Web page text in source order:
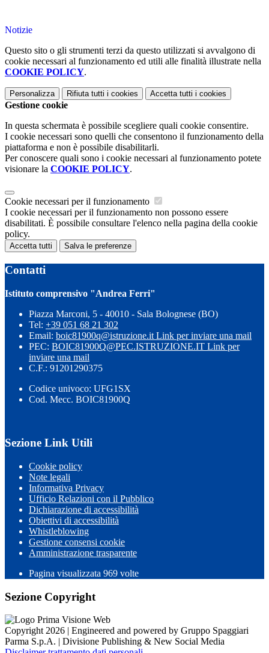
Notizie
Questo sito o gli strumenti terzi da questo utilizzati si avvalgono di
cookie necessari al funzionamento ed utili alle finalità illustrate nella
COOKIE POLICY.
Personalizza Rifiuta tutti i cookies Accetta tutti i cookies
Gestione cookie
In questa schermata è possibile scegliere quali cookie consentire.
I cookie necessari sono quelli che consentono il funzionamento della
piattaforma e non è possibile disabilitarli.
Per conoscere quali sono i cookie necessari al funzionamento potete
visionare la COOKIE POLICY.
Cookie necessari per il funzionamento
I cookie necessari per il funzionamento non possono essere
disabilitati. È possibile consultare l'elenco nella pagina della cookie
policy.
Accetta tutti Salva le preferenze
Contatti
Istituto comprensivo "Andrea Ferri"
Piazza Marconi, 5 - 40010 - Sala Bolognese (BO)
Tel: +39 051 68 21 302
Email: boic81900q@istruzione.it Link per inviare una mail
PEC: BOIC81900Q@PEC.ISTRUZIONE.IT Link per
inviare una mail
C.F.: 91201290375
Codice univoco: UFG1SX
Cod. Mecc. BOIC81900Q
Sezione Link Utili
Cookie policy
Note legali
Informativa Privacy
Ufficio Relazioni con il Pubblico
Dichiarazione di accessibilità
Obiettivi di accessibilità
Whistleblowing
Gestione consensi cookie
Amministrazione trasparente
Pagina visualizzata 969 volte
Sezione Copyright
Copyright 2026 | Engineered and powered by Gruppo Spaggiari
Parma S.p.A. | Divisione Publishing & New Social Media